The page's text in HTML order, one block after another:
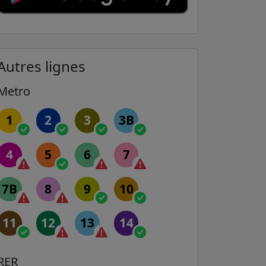
lignes
1 2 3 3B
4 5 6 7
7B 8 9 10
11 12 13 14